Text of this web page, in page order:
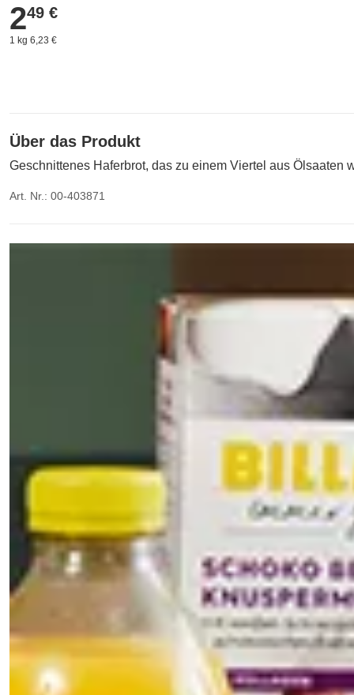
2,49 €
249 €
1 kg 6,23 €
Über das Produkt
Geschnittenes Haferbrot, das zu einem Viertel aus
Art. Nr.: 00-403871